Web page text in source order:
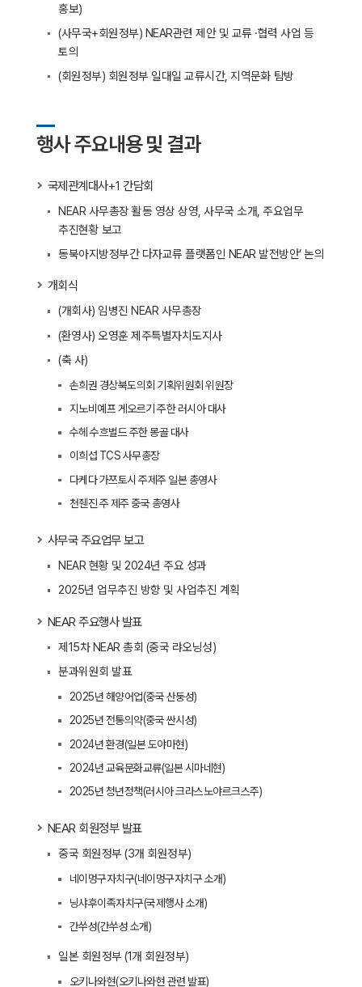
홍보)
(사무국+회원정부) NEAR관련 제안 및 교류 ·협력 사업 등
토의
(회원정부) 회원정부 일대일 교류시간, 지역문화 탐방
행사 주요내용 및 결과
국제관계대사+1 간담회
NEAR 사무총장 활동 영상 상영, 사무국 소개, 주요업무
추진현황 보고
동북아지방정부간 다자교류 플랫폼인 NEAR 발전방안’ 논의
개회식
(개회사) 임병진 NEAR 사무총장
(환영사) 오영훈 제주특별자치도지사
(축 사)
손희권 경상북도의회 기획위원회 위원장
지노비예프 게오르기 주한 러시아 대사
수헤 수흐벌드 주한 몽골 대사
이희섭 TCS 사무총장
다케다 가쯔토시 주제주 일본 총영사
천줸진 주 제주 중국 총영사
사무국 주요업무 보고
NEAR 현황 및 2024년 주요 성과
2025년 업무추진 방향 및 사업추진 계획
NEAR 주요행사 발표
제15차 NEAR 총회 (중국 랴오닝성)
분과위원회 발표
2025년 해양어업(중국 산둥성)
2025년 전통의약(중국 싼시성)
2024년 환경(일본 도야마현)
2024년 교육문화교류(일본 시마네현)
2025년 청년정책(러시아 크라스노야르크스주)
NEAR 회원정부 발표
중국 회원정부 (3개 회원정부)
네이멍구자치구(네이멍구자치구 소개)
닝샤후이족자치구(국제행사 소개)
간쑤성(간쑤성 소개)
일본 회원정부 (1개 회원정부)
오키나와현(오키나와현 관련 발표)